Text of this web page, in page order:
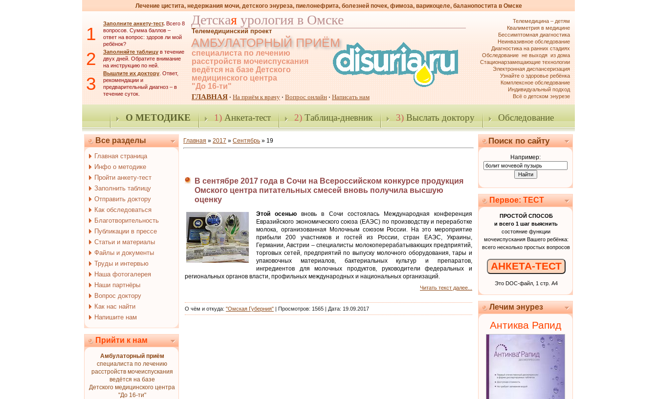
Лечение цистита, недержания мочи, детского энуреза, пиелонефрита, болезней почек, фимоза, варикоцеле, баланопостита в Омске
1 Заполните анкету-тест. Всего 8
вопросов. Сумма баллов –
ответ на вопрос: здоров ли мой
ребёнок?
2 Заполняйте таблицу в течение
двух дней. Обратите внимание
на инструкцию по ней.
3 Вышлите их доктору. Ответ,
рекомендации и
предварительный диагноз – в
течение суток.
Детская урология в Омске
Телемедицинский проект
АМБУЛАТОРНЫЙ ПРИЁМ
специалиста по лечению
расстройств мочеиспускания
ведётся на базе Детского
медицинского центра
"До 16-ти"
ГЛАВНАЯ · На приём к врачу · Вопрос онлайн · Написать нам
Телемедицина – детям
Квалиметрия в медицине
Бессимптомная диагностика
Неинвазивное обследование
Диагностика на ранних стадиях
Обследование не выходя из дома
Стационарзамещающие технологии
Электронная диспансеризация
Узнайте о здоровье ребёнка
Комплексное обследование
Индивидуальный подход
Всё о детском энурезе
О МЕТОДИКЕ 1)Анкета-тест 2)Таблица-дневник 3)Выслать доктору Обследование
Все разделы
Главная страница
Инфо о методике
Пройти анкету-тест
Заполнить таблицу
Отправить доктору
Как обследоваться
Благотворительность
Публикации в прессе
Статьи и материалы
Файлы и документы
Труды и интервью
Наша фотогалерея
Наши партнёры
Вопрос доктору
Как нас найти
Напишите нам
Прийти к нам
Амбулаторный приём
специалиста по лечению
расстройств мочеиспускания
ведётся на базе
Детского медицинского центра
"До 16-ти"
Главная » 2017 » Сентябрь » 19
В сентябре 2017 года в Сочи на Всероссийском конкурсе продукция
Омского центра питательных смесей вновь получила высшую
оценку
Этой осенью вновь в Сочи состоялась Международная конференция
Евразийского экономического союза (ЕАЭС) по производству и переработке
молока, организованная Молочным союзом России. На это мероприятие
прибыли 200 участников и гостей из России, стран ЕАЭС, Украины,
Германии, Австрии – специалисты молокоперерабатывающих предприятий,
торговых сетей, предприятий по выпуску молочного оборудования, тары и
упаковочных материалов, бактериальных культур и препаратов,
ингредиентов для молочных продуктов, руководители федеральных и
региональных органов власти, профильных международных и национальных организаций.
Читать текст далее...
О чём и откуда: "Омская Губерния" | Просмотров: 1565 | Дата: 19.09.2017
Поиск по сайту
Например:
Первое: ТЕСТ
ПРОСТОЙ СПОСОБ
и всего 1 шаг выяснить
состояние функции
мочеиспускания Вашего ребёнка:
всего несколько простых вопросов
АНКЕТА-ТЕСТ
Это DOC-файл, 1 стр. А4
Лечим энурез
Антиква Рапид